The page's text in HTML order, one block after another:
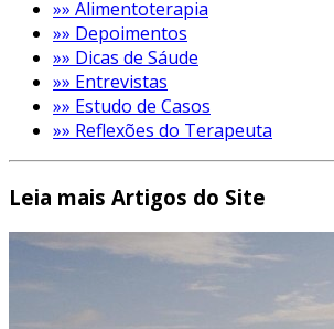
»» Alimentoterapia
»» Depoimentos
»» Dicas de Sáude
»» Entrevistas
»» Estudo de Casos
»» Reflexões do Terapeuta
Leia mais Artigos do Site